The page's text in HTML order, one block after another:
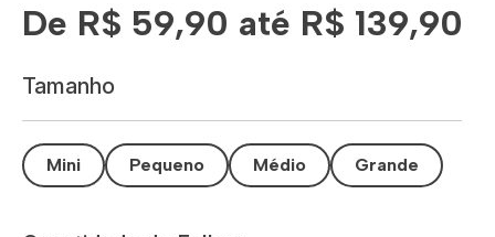
De R$ 59,90 até R$ 139,90
Tamanho
Mini Pequeno Médio Grande